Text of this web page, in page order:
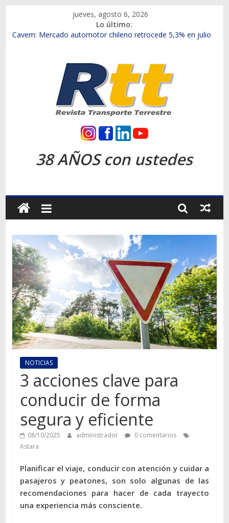
contenido
jueves, agosto 6, 2026
Lo último:
Chile es el primer mercado internacional en lanzar la nueva
Salfa suma vehículos electrificados de Chevrolet en el Biobío
Samex amplía su red con nuevas sucursales en Rancagua y
SINOTRUK Pick-ups presentó la recién estrenada Bolden en
la Expo Compras Públicas 2026
Revista
Transporte
Terrestre
Autos,
camiones,
motos,
información
del
mundo
del
transporte
38 AÑOS con ustedes
NOTICIAS
3 acciones clave para
conducir de forma
segura y eficiente
08/10/2025 administrador
0 comentarios
Astara
Planificar el viaje, conducir con atención y cuidar a
pasajeros y peatones, son solo algunas de las
recomendaciones para hacer de cada trayecto
una experiencia más consciente.